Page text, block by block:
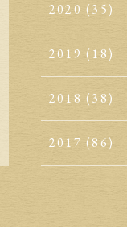
2020 (35)
2019 (18)
2018 (38)
2017 (86)